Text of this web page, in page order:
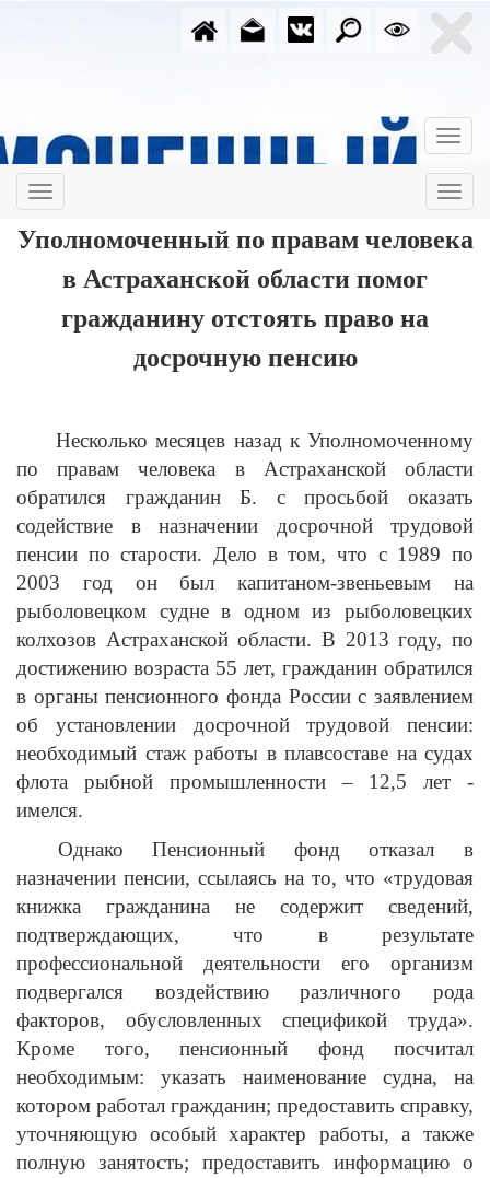
Уполномоченный по правам человека
в Астраханской области помог
гражданину отстоять право на
досрочную пенсию
Несколько месяцев назад к Уполномоченному
по правам человека в Астраханской области
обратился гражданин Б. с просьбой оказать
содействие в назначении досрочной трудовой
пенсии по старости. Дело в том, что с 1989 по
2003 год он был капитаном-звеньевым на
рыболовецком судне в одном из рыболовецких
колхозов Астраханской области. В 2013 году, по
достижению возраста 55 лет, гражданин обратился
в органы пенсионного фонда России с заявлением
об установлении досрочной трудовой пенсии:
необходимый стаж работы в плавсоставе на судах
флота рыбной промышленности – 12,5 лет -
имелся.
Однако Пенсионный фонд отказал в
назначении пенсии, ссылаясь на то, что «трудовая
книжка гражданина не содержит сведений,
подтверждающих, что в результате
профессиональной деятельности его организм
подвергался воздействию различного рода
факторов, обусловленных спецификой труда».
Кроме того, пенсионный фонд посчитал
необходимым: указать наименование судна, на
котором работал гражданин; предоставить справку,
уточняющую особый характер работы, а также
полную занятость; предоставить информацию о